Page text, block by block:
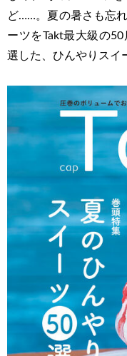
ど……。夏の暑さも忘
ーツをTakt最大級の
選した、ひんやりスイ